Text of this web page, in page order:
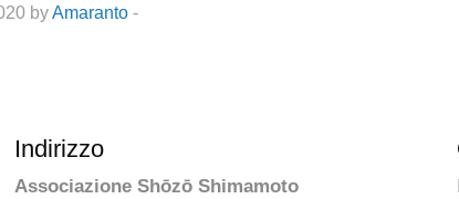
byAmaranto -
Indirizzo
Associazione Shōzō Shimamoto